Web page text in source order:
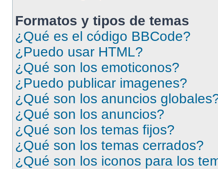
Formatos y tipos de temas
¿Qué es el código BBCode?
¿Puedo usar HTML?
¿Qué son los emoticonos?
¿Puedo publicar imagenes?
¿Qué son los anuncios
¿Qué son los anuncios?
¿Qué son los temas fijos?
¿Qué son los temas cerrados?
¿Qué son los iconos para los